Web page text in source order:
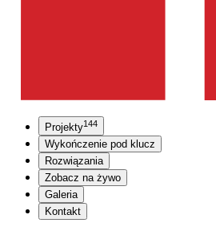
Projekty144
Wykończenie pod klucz
Rozwiązania
Zobacz na żywo
Galeria
Kontakt